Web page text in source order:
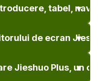
tabel,
de ecran
Jieshuo Plus, un